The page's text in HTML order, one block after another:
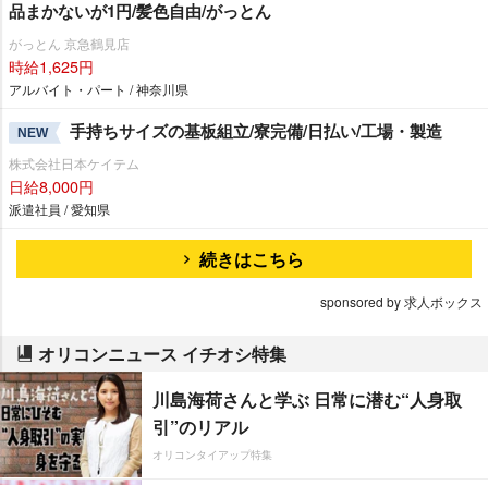
品まかないが1円/髪色自由/がっとん
がっとん 京急鶴見店
時給1,625円
アルバイト・パート / 神奈川県
NEW 手持ちサイズの基板組立/寮完備/日払い/工場・製造
株式会社日本ケイテム
日給8,000円
派遣社員 / 愛知県
続きはこちら
sponsored by 求人ボックス
オリコンニュース イチオシ特集
川島海荷さんと学ぶ 日常に潜む“人身取
引”のリアル
オリコンタイアップ特集